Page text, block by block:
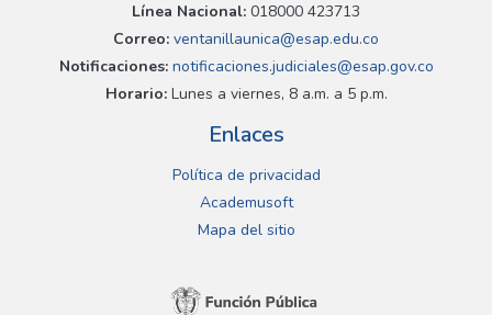
Línea Nacional: 018000 423713
Correo: ventanillaunica@esap.edu.co
Notificaciones:notificaciones.judiciales@esap.gov.co
Horario:Lunes a viernes, 8 a.m. a 5 p.m.
Enlaces
Política de privacidad
Academusoft
Mapa del sitio